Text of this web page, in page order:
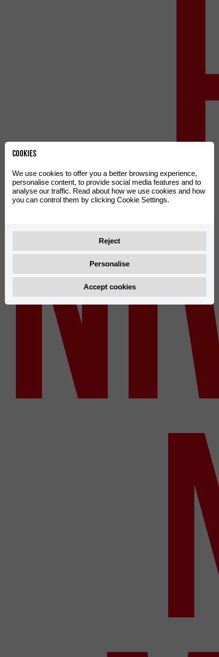
Cookies
We use cookies to offer you a better browsing experience,
personalise content, to provide social media features and to
analyse our traffic. Read about how we use cookies and how
you can control them by clicking Cookie Settings.
Reject
Personalise
Accept cookies